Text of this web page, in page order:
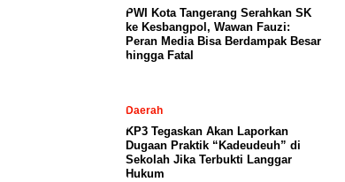
PWI Kota Tangerang Serahkan SK
ke Kesbangpol, Wawan Fauzi:
Peran Media Bisa Berdampak Besar
hingga Fatal
Daerah
KP3 Tegaskan Akan Laporkan
Dugaan Praktik “Kadeudeuh” di
Sekolah Jika Terbukti Langgar
Hukum